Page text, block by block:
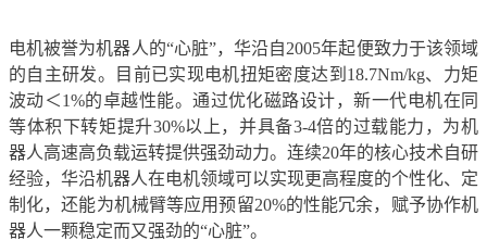
电机被誉为机器人的“心脏”，华沿自2005年起便致力于该领域
的自主研发。目前已实现电机扭矩密度达到18.7Nm/kg、力矩
波动＜1%的卓越性能。通过优化磁路设计，新一代电机在同
等体积下转矩提升30%以上，并具备3-4倍的过载能力，为机
器人高速高负载运转提供强劲动力。连续20年的核心技术自研
经验，华沿机器人在电机领域可以实现更高程度的个性化、定
制化，还能为机械臂等应用预留20%的性能冗余，赋予协作机
器人一颗稳定而又强劲的“心脏”。